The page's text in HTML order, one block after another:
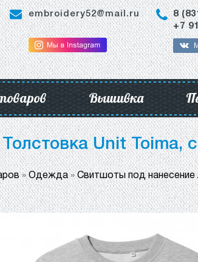
embroidery52@mail.ru
8
+7
Вышивка
Толстовка Unit Toima,
»Одежда»Свитшоты под нанесение